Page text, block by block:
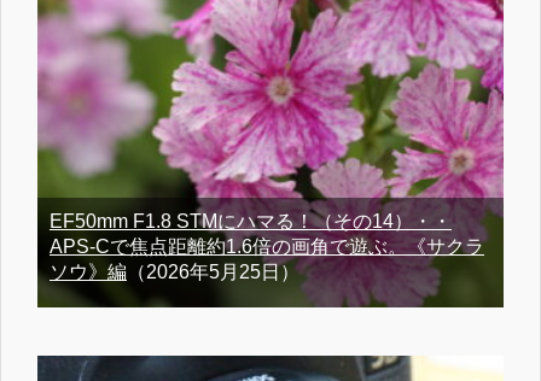
EF50mm F1.8 STMにハマる！（その14）・・
APS-Cで焦点距離約1.6倍の画角で遊ぶ。《サクラ
ソウ》編 （2026年5月25日）